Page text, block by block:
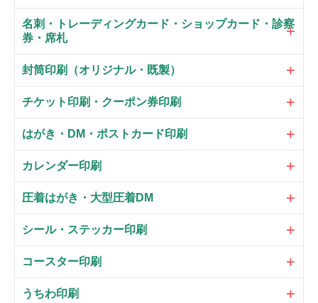
名刺・トレーディングカード・ショップカード・診察
券・席札
封筒印刷（オリジナル・既製）
チケット印刷・クーポン券印刷
はがき・DM・ポストカード印刷
カレンダー印刷
圧着はがき・大型圧着DM
シール・ステッカー印刷
コースター印刷
うちわ印刷